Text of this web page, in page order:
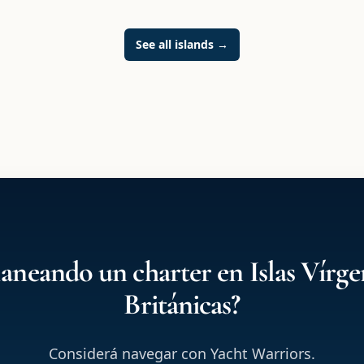
See all islands →
un charter en Islas
Británicas?
Considerá navegar con Yacht Warriors.